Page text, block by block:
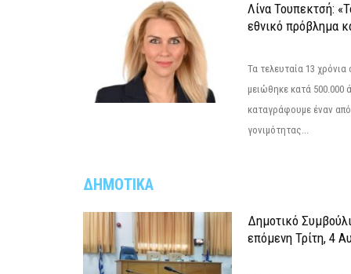
Λίνα Τουπεκτσή:
εθνικό πρόβλημα
Τα τελευταία 13
μειώθηκε κατά
καταγράφουμε έναν
γονιμότητας...
ΔΗΜΟΤΙΚΑ
Δημοτικό
επόμενη Τρίτη, 4